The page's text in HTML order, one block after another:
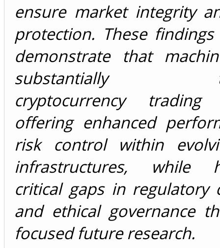
ensure market integrity
protection. These findings
demonstrate that
substantially
cryptocurrency trading
offering enhanced
risk control within
infrastructures, while
critical gaps in regulatory
and ethical governance
focused future research.